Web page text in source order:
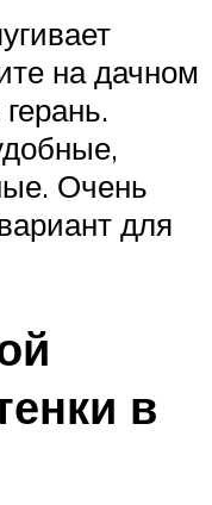
на дачном
Очень
для
в